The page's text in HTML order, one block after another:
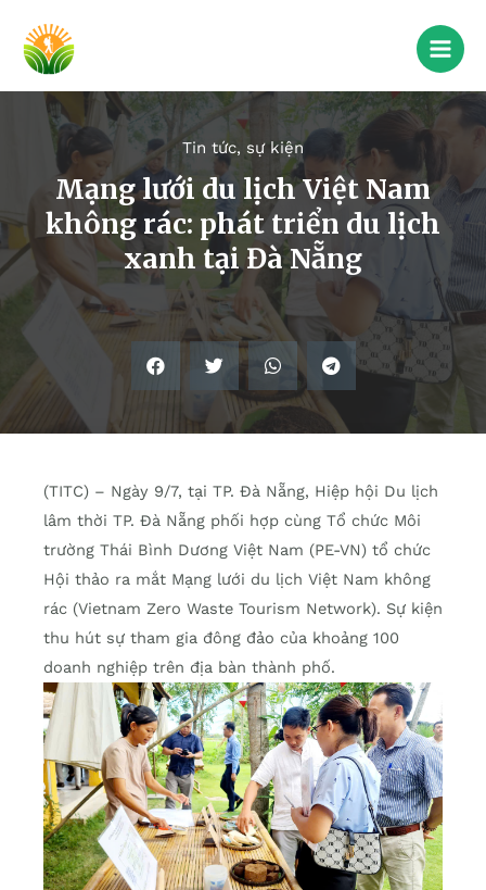
Tin tức, sự kiện
Mạng lưới du lịch Việt Nam
không rác: phát triển du lịch
xanh tại Đà Nẵng
(TITC) – Ngày 9/7, tại TP. Đà Nẵng, Hiệp hội Du lịch
lâm thời TP. Đà Nẵng phối hợp cùng Tổ chức Môi
trường Thái Bình Dương Việt Nam (PE-VN) tổ chức
Hội thảo ra mắt Mạng lưới du lịch Việt Nam không
rác (Vietnam Zero Waste Tourism Network). Sự kiện
thu hút sự tham gia đông đảo của khoảng 100
doanh nghiệp trên địa bàn thành phố.